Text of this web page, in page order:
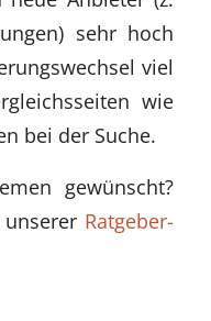
sehr hoch
viel
wie
bei der Suche.
gewünscht?
Ratgeber-